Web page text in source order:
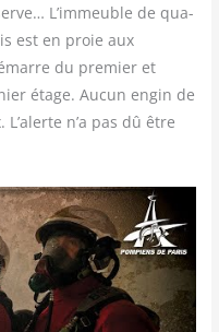
L’immeuble de qua­
est en proie aux
du pre­mier et
étage. Aucun engin de
n’a pas dû être